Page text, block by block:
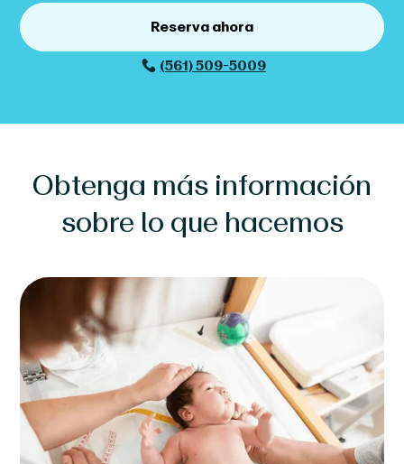
Reserva ahora
(561) 509-5009
Obtenga más información
sobre lo que hacemos